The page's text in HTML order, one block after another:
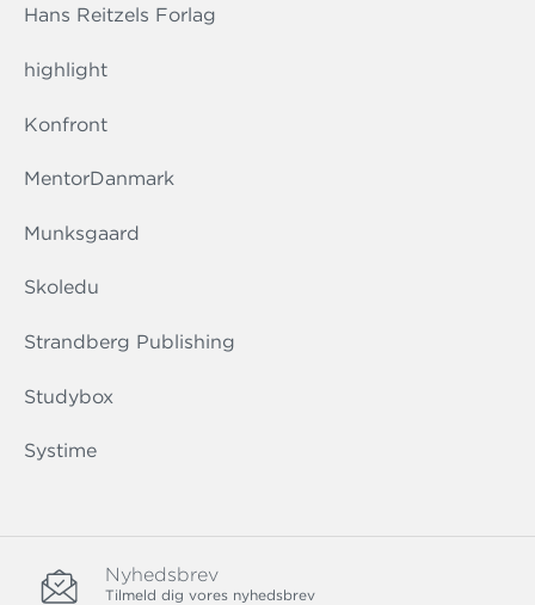
Hans Reitzels Forlag
highlight
Konfront
MentorDanmark
Munksgaard
Skoledu
Strandberg Publishing
Studybox
Systime
Nyhedsbrev
Tilmeld dig vores nyhedsbrev